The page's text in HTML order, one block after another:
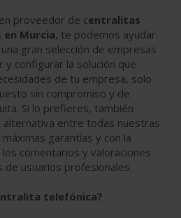
proveedor de centralitas
Murcia, te podemos ayudar.
gran selección de empresas
y configurar la solución que
de tu empresa, solo
sin compromiso y de
Si lo prefieres, también
alternativa entre todas nuestras
garantías y con la
comentarios y valoraciones
usuarios profesionales.
telefónica?